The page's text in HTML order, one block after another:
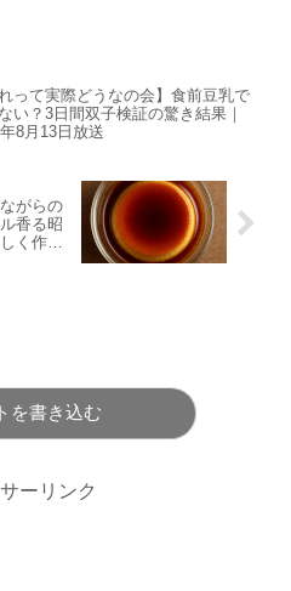
れって実際どうなの会】食前豆乳で
い？3日間双子検証の驚き結果｜
8月13日放送
がらの
香る昭
く作る
を書き込む
ーリンク